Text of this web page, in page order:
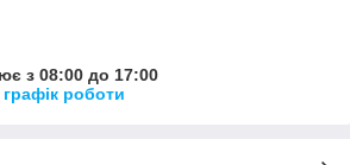
з 08:00 до 17:00
роботи